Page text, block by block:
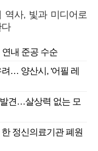
역사, 빛과 미디어로
내 준공 수순
… 양산시, '어필 레
견…살상력 없는 모
정신의료기관 폐원